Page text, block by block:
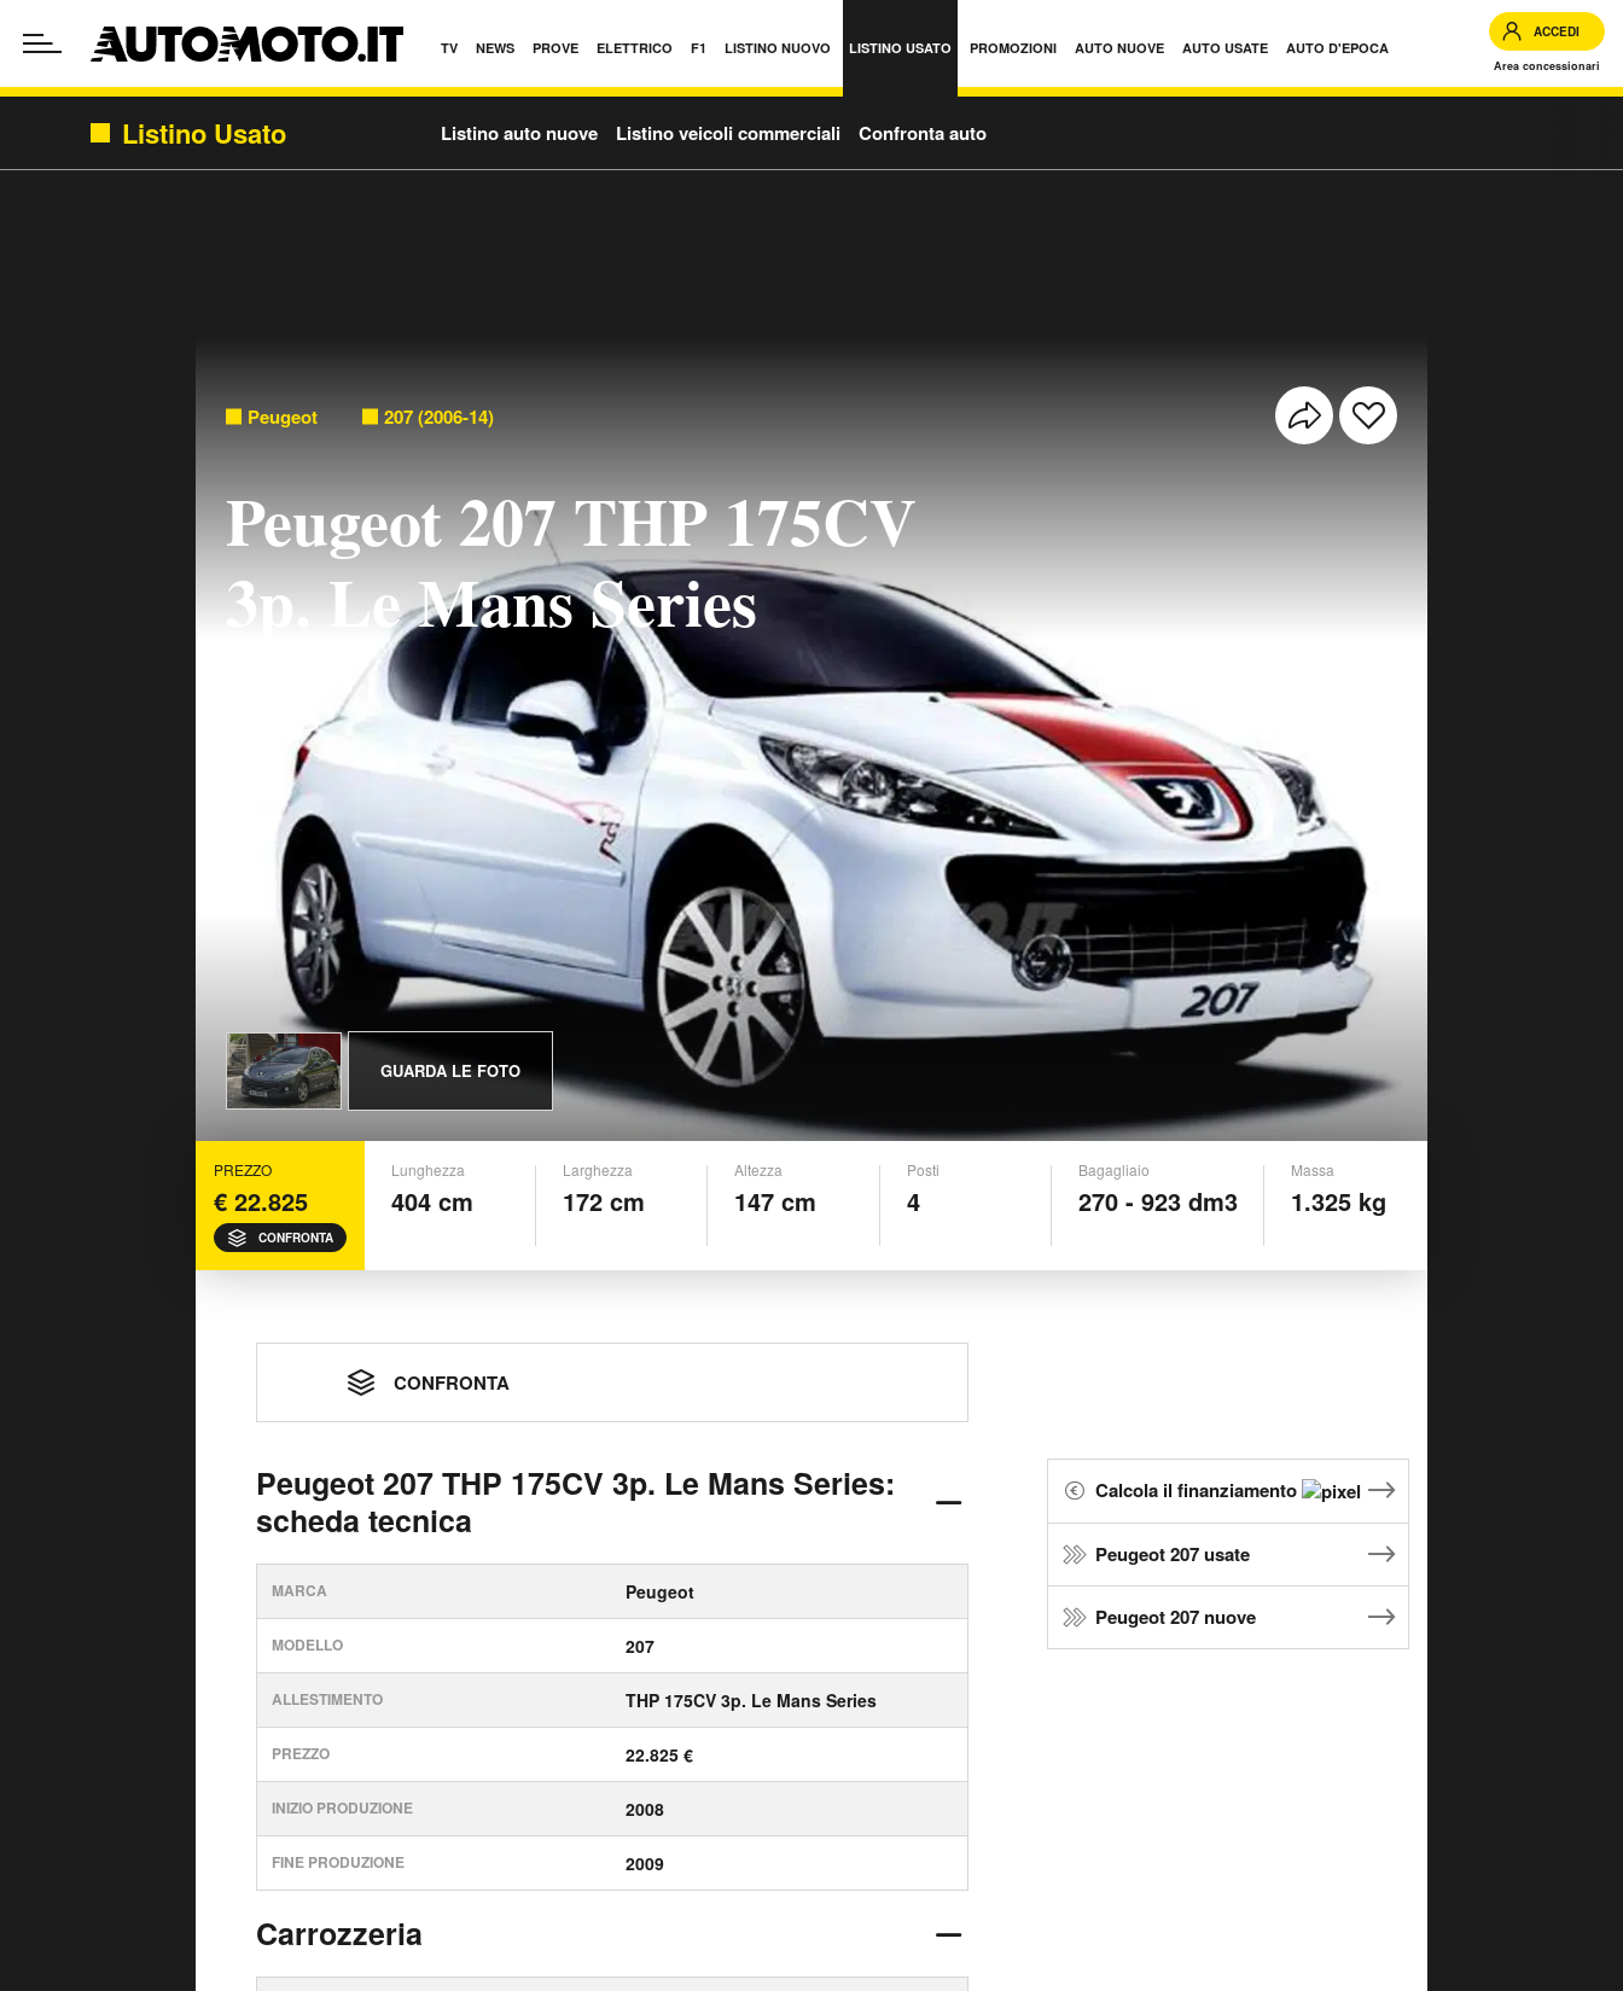
TV NEWS PROVE ELETTRICO F1 LISTINO NUOVO LISTINO USATO PROMOZIONI AUTO NUOVE AUTO USATE AUTO D'EPOCA
ACCEDI
Area concessionari
Listino Usato Listino auto nuove Listino veicoli commerciali Confronta auto
Peugeot 207 (2006-14)
Peugeot 207 THP 175CV
3p. Le Mans Series
GUARDA LE FOTO
PREZZO
€ 22.825
CONFRONTA
Lunghezza
404 cm
Larghezza
172 cm
Altezza
147 cm
Posti
4
Bagagliaio
270 - 923 dm3
Massa
1.325 kg
CONFRONTA
Peugeot 207 THP 175CV 3p. Le Mans Series:
scheda tecnica
MARCA Peugeot
MODELLO 207
ALLESTIMENTO THP 175CV 3p. Le Mans Series
PREZZO 22.825 €
INIZIO PRODUZIONE 2008
FINE PRODUZIONE 2009
Carrozzeria
Calcola il finanziamento
Peugeot 207 usate
Peugeot 207 nuove